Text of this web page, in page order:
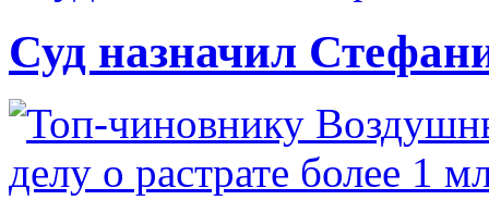
Суд назначил